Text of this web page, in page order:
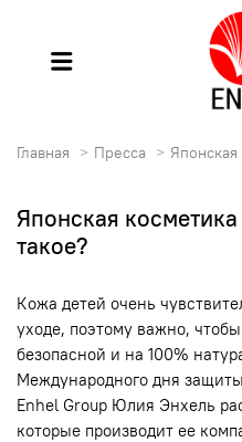
Главная Пресса Японская
Японская косметика
такое?
Кожа детей очень
уходе, поэтому важно, чтобы
безопасной и на 100%
Международного дня
Enhel Group Юлия Энхель
которые производит ее